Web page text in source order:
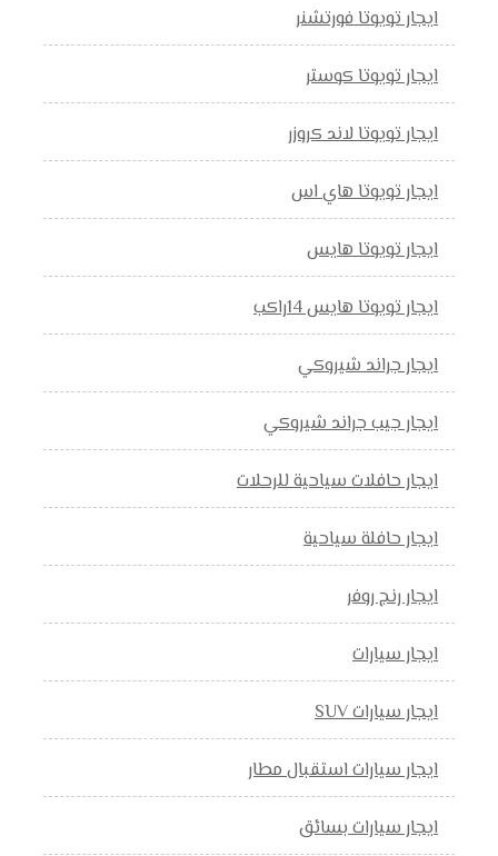
ايجار تويوتا فورتشنر
ايجار تويوتا كوستر
ايجار تويوتا لاند كروزر
ايجار تويوتا هاي اس
ايجار تويوتا هايس
ايجار تويوتا هايس 14راكب
ايجار جراند شيروكي
ايجار جيب جراند شيروكي
ايجار حافلات سياحية للرحلات
ايجار حافلة سياحية
ايجار رنج روفر
ايجار سيارات
ايجار سيارات SUV
ايجار سيارات استقبال مطار
ايجار سيارات بسائق